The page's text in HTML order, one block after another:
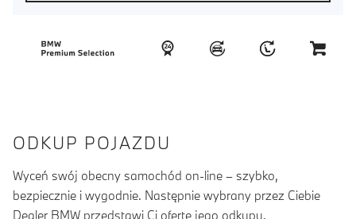
ODKUP POJAZDU
Wyceń swój obecny samochód on-line – szybko,
bezpiecznie i wygodnie. Następnie wybrany przez Ciebie
Dealer BMW przedstawi Ci ofertę jego odkupu.